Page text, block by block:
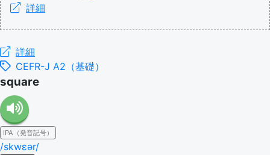
詳細
詳細
CEFR-J A2（基礎）
square
IPA（発音記号）
/skwɛər/